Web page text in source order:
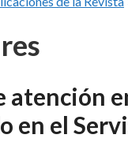
atención
en el